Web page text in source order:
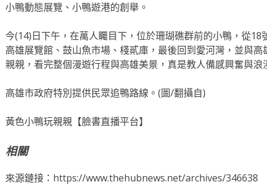
小鴨動態展覽、小鴨遊港的創舉。
今(14)日下午，在萬人矚目下，位於珊瑚礁群前的小鴨，從
高雄展覽館、鼓山魚市場、棧貳庫，最後回到愛河灣，並與
親親，看完整個漫遊行程與高雄美景，真是教人備感興奮與浪
高雄市政府特別提供民眾追鴨路線。(圖/翻攝自)
黃色小鴨玩親親【臉書直播平台】
相關
來源鏈接：https://www.thehubnews.net/archives/346638